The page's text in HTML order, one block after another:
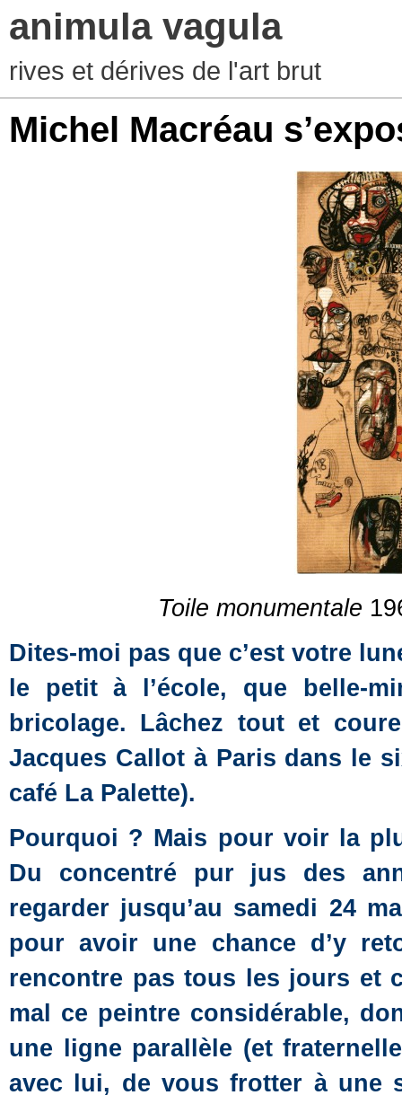
animula vagula
rives et dérives de l'art brut
Michel Macréau
Toile monumentale
Dites-moi pas que c’est votre
le petit à l’école, que belle-
bricolage. Lâchez tout et
Jacques Callot à Paris dans le
café La Palette).
Pourquoi ? Mais pour voir la
Du concentré pur jus des
regarder jusqu’au samedi 24
pour avoir une chance d’y
rencontre pas tous les jours et
mal ce peintre considérable,
une ligne parallèle (et
avec lui, de vous frotter à une